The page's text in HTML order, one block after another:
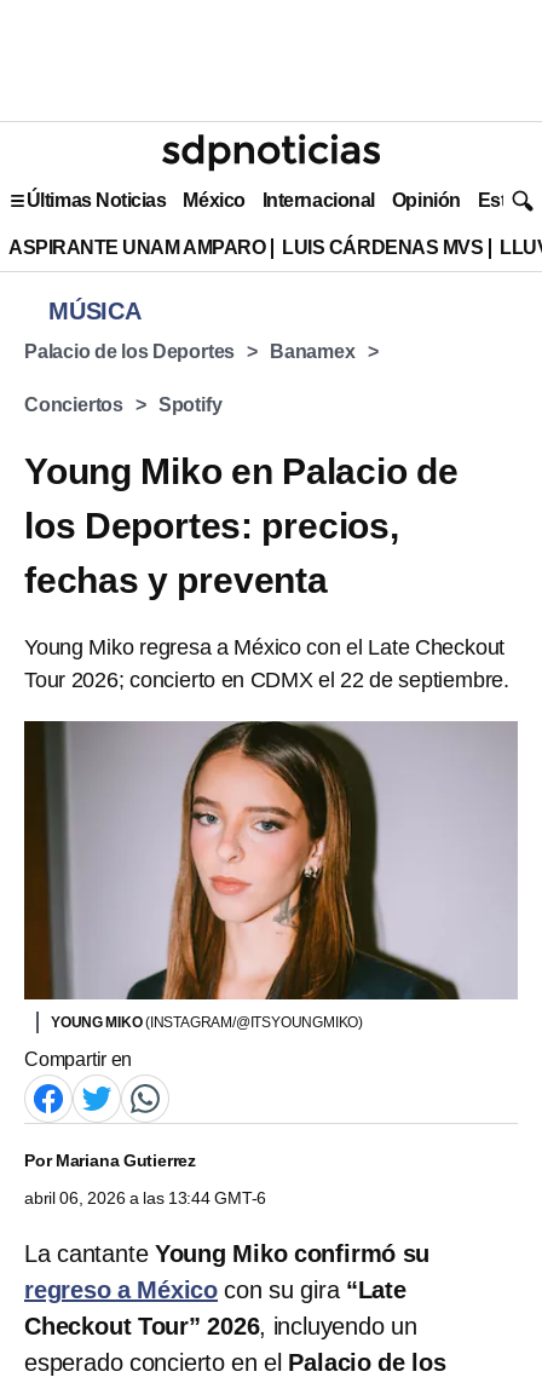
Últimas Noticias México Internacional Opinión Estilo
ASPIRANTE UNAM AMPARO LUIS CÁRDENAS MVS
MÚSICA
Palacio de los Deportes Banamex
Conciertos Spotify
Young Miko en Palacio de
los Deportes: precios,
fechas y preventa
Young Miko regresa a México con el Late Checkout
Tour 2026; concierto en CDMX el 22 de septiembre.
YOUNG MIKO(INSTAGRAM/@ITSYOUNGMIKO)
Compartir en
PorMariana Gutierrez
abril 06, 2026 a las 13:44 GMT-6
La cantanteYoung Miko confirmó su
regreso a México con su gira “Late
Checkout Tour” 2026, incluyendo un
esperado concierto en el Palacio de los